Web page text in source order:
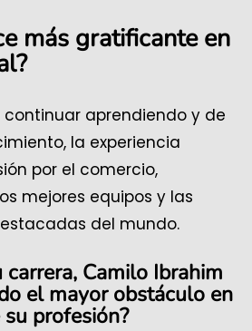
más gratificante en
aprendiendo y de
la experiencia
por el comercio,
mejores equipos y las
del mundo.
Camilo Ibrahim
el mayor obstáculo en
profesión?